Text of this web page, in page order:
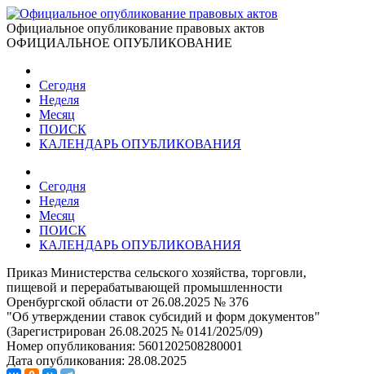
Официальное опубликование правовых актов
ОФИЦИАЛЬНОЕ ОПУБЛИКОВАНИЕ
Сегодня
Неделя
Месяц
ПОИСК
КАЛЕНДАРЬ ОПУБЛИКОВАНИЯ
Сегодня
Неделя
Месяц
ПОИСК
КАЛЕНДАРЬ ОПУБЛИКОВАНИЯ
Приказ Министерства сельского хозяйства, торговли,
пищевой и перерабатывающей промышленности
Оренбургской области от 26.08.2025 № 376
"Об утверждении ставок субсидий и форм документов"
(Зарегистрирован 26.08.2025 № 0141/2025/09)
Номер опубликования: 5601202508280001
Дата опубликования: 28.08.2025